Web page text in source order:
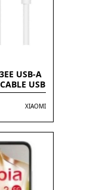
USB-A
USB
XIAOMI